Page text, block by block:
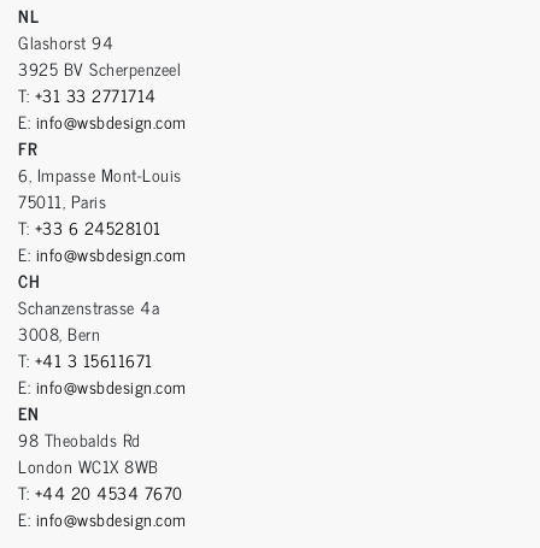
NL
Glashorst 94
3925 BV Scherpenzeel
T: +31 33 2771714
E: info@wsbdesign.com
FR
6, Impasse Mont-Louis
75011, Paris
T: +33 6 24528101
E: info@wsbdesign.com
CH
Schanzenstrasse 4a
3008, Bern
T: +41 3 15611671
E: info@wsbdesign.com
EN
98 Theobalds Rd
London WC1X 8WB
T: +44 20 4534 7670
E: info@wsbdesign.com